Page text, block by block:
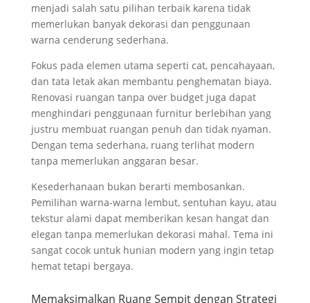
menjadi salah satu pilihan terbaik karena tidak
memerlukan banyak dekorasi dan penggunaan
warna cenderung sederhana.
Fokus pada elemen utama seperti cat, pencahayaan,
dan tata letak akan membantu penghematan biaya.
Renovasi ruangan tanpa over budget juga dapat
menghindari penggunaan furnitur berlebihan yang
justru membuat ruangan penuh dan tidak nyaman.
Dengan tema sederhana, ruang terlihat modern
tanpa memerlukan anggaran besar.
Kesederhanaan bukan berarti membosankan.
Pemilihan warna-warna lembut, sentuhan kayu, atau
tekstur alami dapat memberikan kesan hangat dan
elegan tanpa memerlukan dekorasi mahal. Tema ini
sangat cocok untuk hunian modern yang ingin tetap
hemat tetapi bergaya.
Memaksimalkan Ruang Sempit dengan Strategi